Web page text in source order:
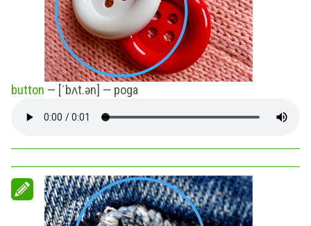
button — [ˈbʌt.ən] — poga